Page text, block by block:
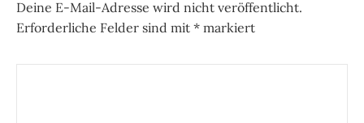
Deine E-Mail-Adresse wird nicht veröffentlicht.
Erforderliche Felder sind mit * markiert